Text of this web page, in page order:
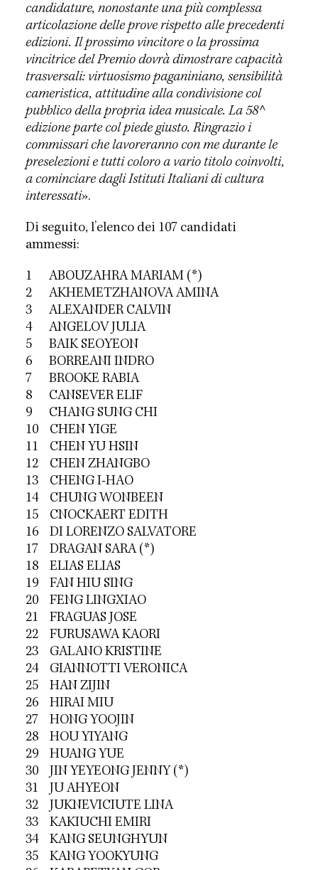
candidature, nonostante una più complessa
articolazione delle prove rispetto alle precedenti
edizioni. Il prossimo vincitore o la prossima
vincitrice del Premio dovrà dimostrare capacità
trasversali: virtuosismo paganiniano, sensibilità
cameristica, attitudine alla condivisione col
pubblico della propria idea musicale. La 58^
edizione parte col piede giusto. Ringrazio i
commissari che lavoreranno con me durante le
preselezioni e tutti coloro a vario titolo coinvolti,
a cominciare dagli Istituti Italiani di cultura
interessati».
Di seguito, l’elenco dei 107 candidati
ammessi:
1 ABOUZAHRA MARIAM (*)
2 AKHEMETZHANOVA AMINA
3 ALEXANDER CALVIN
4 ANGELOV JULIA
5 BAIK SEOYEON
6 BORREANI INDRO
7 BROOKE RABIA
8 CANSEVER ELIF
9 CHANG SUNG CHI
10 CHEN YIGE
11 CHEN YU HSIN
12 CHEN ZHANGBO
13 CHENG I-HAO
14 CHUNG WONBEEN
15 CNOCKAERT EDITH
16 DI LORENZO SALVATORE
17 DRAGAN SARA (*)
18 ELIAS ELIAS
19 FAN HIU SING
20 FENG LINGXIAO
21 FRAGUAS JOSE
22 FURUSAWA KAORI
23 GALANO KRISTINE
24 GIANNOTTI VERONICA
25 HAN ZIJIN
26 HIRAI MIU
27 HONG YOOJIN
28 HOU YIYANG
29 HUANG YUE
30 JIN YEYEONG JENNY (*)
31 JU AHYEON
32 JUKNEVICIUTE LINA
33 KAKIUCHI EMIRI
34 KANG SEUNGHYUN
35 KANG YOOKYUNG